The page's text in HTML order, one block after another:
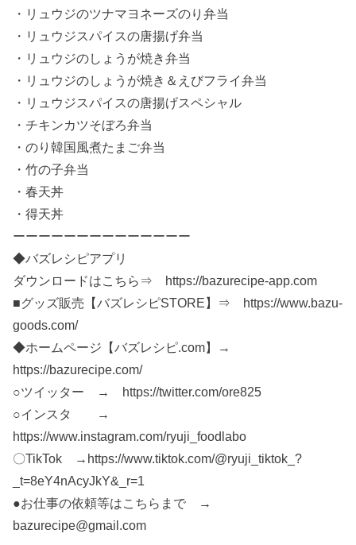
・リュウジのツナマヨネーズのり弁当
・リュウジスパイスの唐揚げ弁当
・リュウジのしょうが焼き弁当
・リュウジのしょうが焼き＆えびフライ弁当
・リュウジスパイスの唐揚げスペシャル
・チキンカツそぼろ弁当
・のり韓国風煮たまご弁当
・竹の子弁当
・春天丼
・得天丼
ーーーーーーーーーーーーーー
◆バズレシピアプリ
ダウンロードはこちら⇒ https://bazurecipe-app.com
■グッズ販売【バズレシピSTORE】⇒ https://www.bazu-
goods.com/
◆ホームページ【バズレシピ.com】→
https://bazurecipe.com/
○ツイッター → https://twitter.com/ore825
○インスタ →
https://www.instagram.com/ryuji_foodlabo
〇TikTok →https://www.tiktok.com/@ryuji_tiktok_?
_t=8eY4nAcyJkY&_r=1
●お仕事の依頼等はこちらまで →
bazurecipe@gmail.com